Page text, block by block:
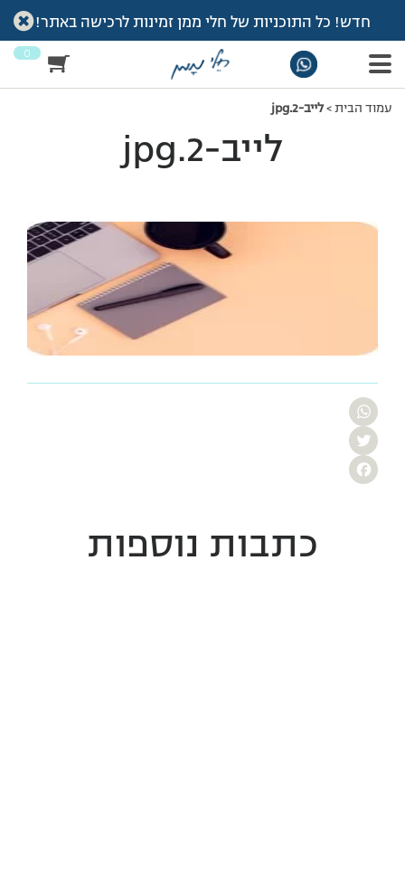
חדש! כל התוכניות של חלי ממן זמינות לרכישה באתר!
0
עמוד הבית>לייב-2.jpg
לייב-2.jpg
WhatsApp
Twitter
כתבות נוספות